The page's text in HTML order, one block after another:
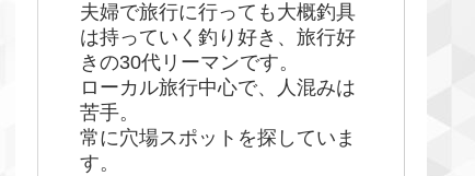
夫婦で旅行に行っても大概釣具
は持っていく釣り好き、旅行好
きの30代リーマンです。
ローカル旅行中心で、人混みは
苦手。
常に穴場スポットを探していま
す。